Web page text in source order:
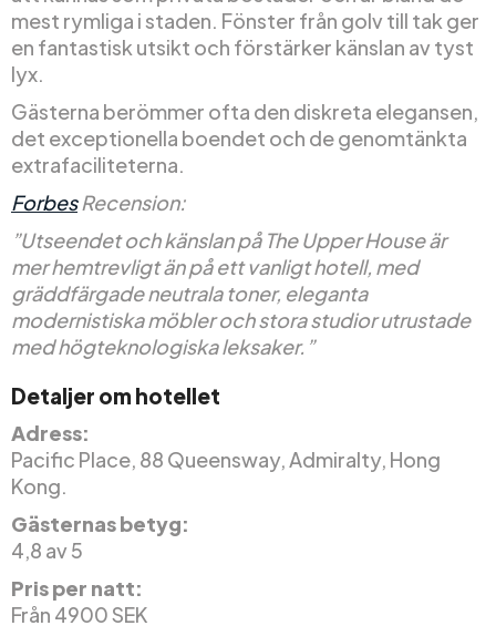
mest rymliga i staden. Fönster från golv till tak ger
en fantastisk utsikt och förstärker känslan av tyst
lyx.
Gästerna berömmer ofta den diskreta elegansen,
det exceptionella boendet och de genomtänkta
extrafaciliteterna.
Forbes Recension:
”Utseendet och känslan på The Upper House är
mer hemtrevligt än på ett vanligt hotell, med
gräddfärgade neutrala toner, eleganta
modernistiska möbler och stora studior utrustade
med högteknologiska leksaker.”
Detaljer om hotellet
Adress:
Pacific Place, 88 Queensway, Admiralty, Hong
Kong.
Gästernas betyg:
4,8 av 5
Pris per natt:
Från 4900 SEK